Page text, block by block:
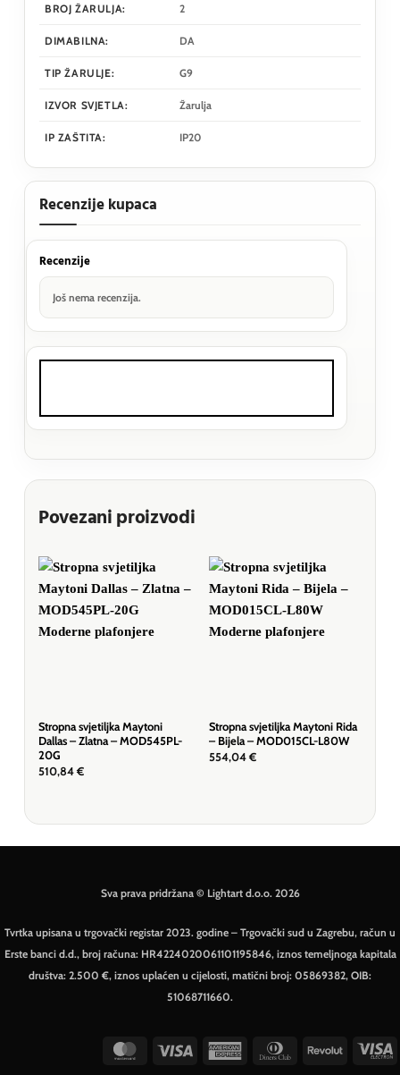
BROJ ŽARULJA: 2
DIMABILNA: DA
TIP ŽARULJE: G9
IZVOR SVJETLA: Žarulja
IP ZAŠTITA: IP20
Recenzije kupaca
Recenzije
Još nema recenzija.
Povezani proizvodi
Stropna svjetiljka Maytoni
Dallas – Zlatna – MOD545PL-
20G
510,84 €
Stropna svjetiljka Maytoni Rida
– Bijela – MOD015CL-L80W
554,04 €
Sva prava pridržana © Lightart d.o.o. 2026
Tvrtka upisana u trgovački registar 2023. godine – Trgovački sud u Zagrebu, račun u
Erste banci d.d., broj računa: HR4224020061101195846, iznos temeljnoga kapitala
društva: 2.500 €, iznos uplaćen u cijelosti, matični broj: 05869382, OIB:
51068711660.
MasterCardVisa
American
Dinners Revolut